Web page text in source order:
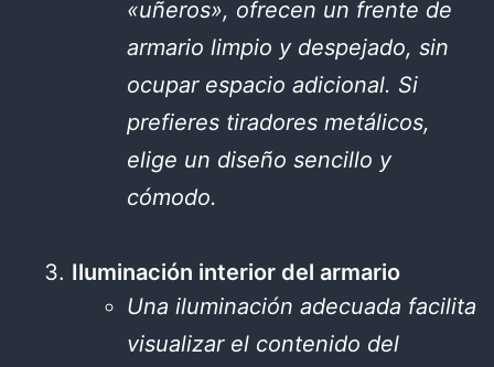
«uñeros», ofrecen un frente de
armario limpio y despejado, sin
ocupar espacio adicional. Si
prefieres tiradores metálicos,
elige un diseño sencillo y
cómodo.
Iluminación interior del armario
Una iluminación adecuada facilita
visualizar el contenido del